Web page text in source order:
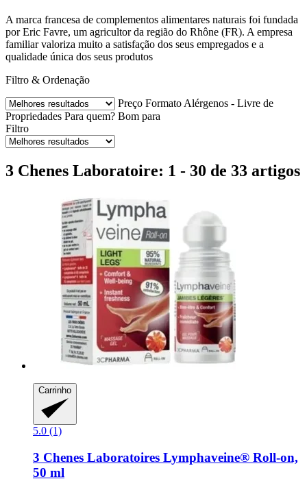
A marca francesa de complementos alimentares naturais foi fundada
por Eric Favre, um agricultor da região do Rhône (FR). A empresa
familiar valoriza muito a satisfação dos seus empregados e a
qualidade única dos seus produtos
Filtro & Ordenação
Preço Formato Alérgenos - Livre de
Propriedades Para quem? Bom para
Filtro
3 Chenes Laboratoire: 1 - 30 de 33 artigos
Carrinho
5.0 (1)
3 Chenes Laboratoires Lymphaveine® Roll-​on,
50 ml